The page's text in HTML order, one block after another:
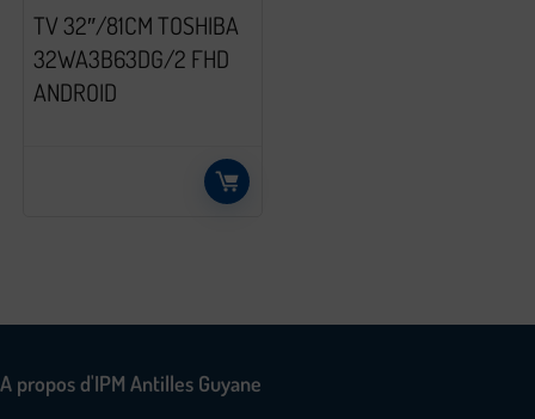
TV 32″/81CM TOSHIBA
32WA3B63DG/2 FHD
ANDROID
A propos d'IPM Antilles Guyane